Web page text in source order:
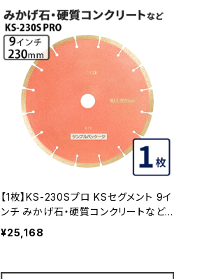
【1枚】KS-230Sプロ KSセグメント 9イ
ンチ みかげ石・硬質コンクリートなど
の切断 ダイヤモンドカッター ダイヤセ
グメント (ks-230spro) KS-230SPR
¥25,168